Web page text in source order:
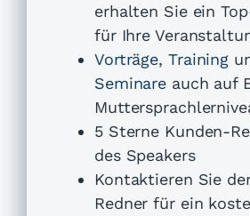
erhalten Sie ein
für Ihre
Vorträge, Training
Seminare auch auf
5 Sterne Kunden-
des Speakers
Kontaktieren Sie
Redner für ein